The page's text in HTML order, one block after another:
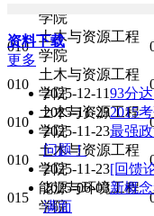
学院
010
土木与资源工程
学院
010
土木与资源工程
学院
010
土木与资源工程
学院
010
土木与资源工程
学院
015
能源与环境工程
学院
资料下载
更多
2025-12-1193分
2025-11-232015
2025-11-23最强
问题！
2025-11-23[回馈
2025-06-03新概
满面